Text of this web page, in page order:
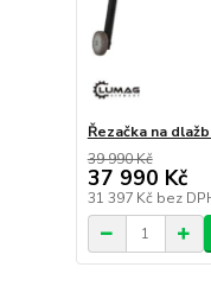
Řezačka na
39 990 Kč
37 990 Kč
31 397 Kč bez